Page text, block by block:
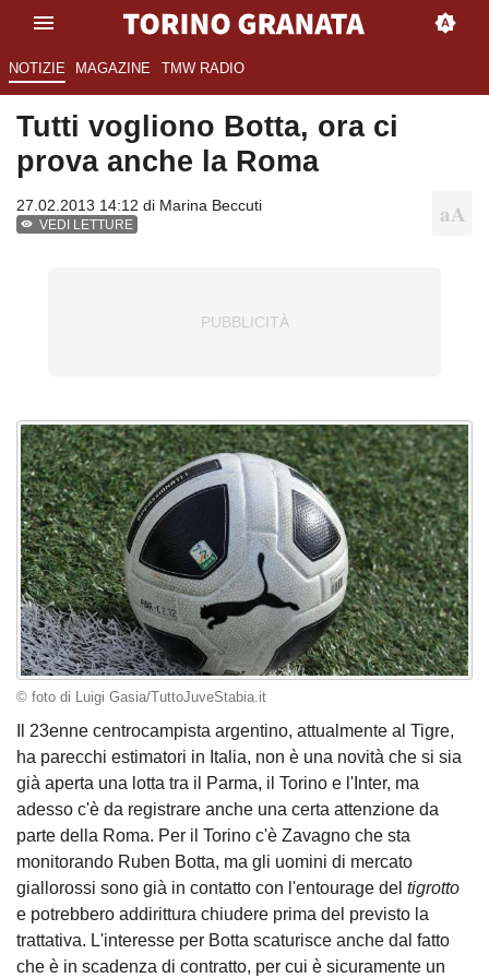
NOTIZIE MAGAZINE TMW RADIO
Tutti vogliono Botta, ora ci
prova anche la Roma
27.02.2013 14:12 di Marina Beccuti
VEDI LETTURE
© foto di Luigi Gasia/TuttoJuveStabia.it
Il 23enne centrocampista argentino, attualmente al Tigre,
ha parecchi estimatori in Italia, non è una novità che si sia
già aperta una lotta tra il Parma, il Torino e l'Inter, ma
adesso c'è da registrare anche una certa attenzione da
parte della Roma. Per il Torino c'è Zavagno che sta
monitorando Ruben Botta, ma gli uomini di mercato
giallorossi sono già in contatto con l'entourage del tigrotto
e potrebbero addirittura chiudere prima del previsto la
trattativa. L'interesse per Botta scaturisce anche dal fatto
che è in scadenza di contratto, per cui è sicuramente un